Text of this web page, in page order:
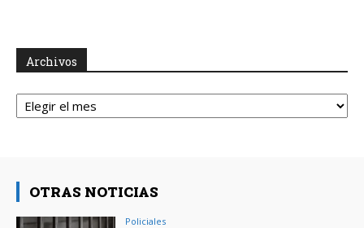
Archivos
Archivos
OTRAS NOTICIAS
Policiales